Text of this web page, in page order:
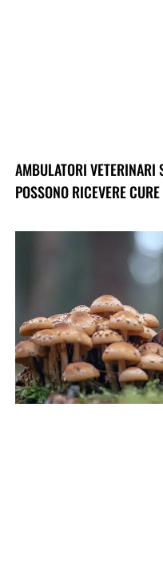
AMBULATORI VETERINARI
POSSONO RICEVERE